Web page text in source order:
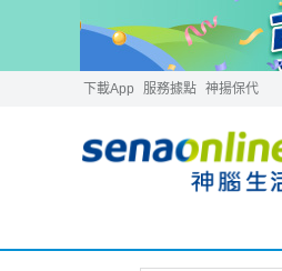
下載App 服務據點 神揚保代